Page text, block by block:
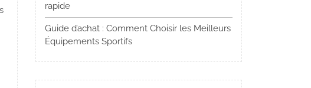
rapide
Guide d’achat : Comment Choisir les Meilleurs
Équipements Sportifs